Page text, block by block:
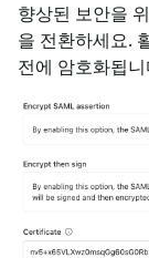
향상된 보안을
을 전환하세요.
전에 암호화됩니